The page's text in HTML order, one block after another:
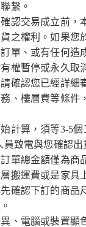
繫。
認交易成立前，
之權利。如果您
單、或有任何造
權暫停或永久取
確認您已經詳細
、樓層費等條件
計算，須等3-5
員致電與您確認出
單總金額僅為商
搬運費或是家具
確認下訂的商品
、電腦或裝置顯